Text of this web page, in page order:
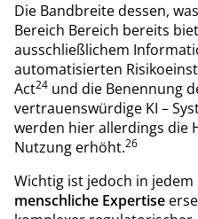
Die Bandbreite dessen,
Bereich Bereich bereits
ausschließlichem
automatisierten
Act24 und die Benennung
vertrauenswürdige KI –
werden hier allerdings die
Nutzung erhöht.26
Wichtig ist jedoch in jedem
menschliche Expertise